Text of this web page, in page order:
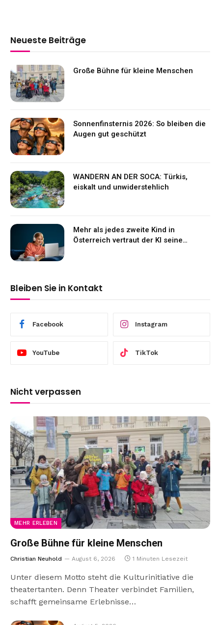
Neueste Beiträge
Große Bühne für kleine Menschen
Sonnenfinsternis 2026: So bleiben die
Augen gut geschützt
WANDERN AN DER SOCA: Türkis,
eiskalt und unwiderstehlich
Mehr als jedes zweite Kind in
Österreich vertraut der KI seine
Bleiben Sie in Kontakt
Facebook Instagram
YouTube TikTok
Nicht verpassen
MEHR ERLEBEN
Große Bühne für kleine Menschen
Christian Neuhold August 6, 2026 1 Minuten Lesezeit
Unter diesem Motto steht die Kulturinitiative die
theatertanten. Denn Theater verbindet Familien,
schafft gemeinsame Erlebnisse…